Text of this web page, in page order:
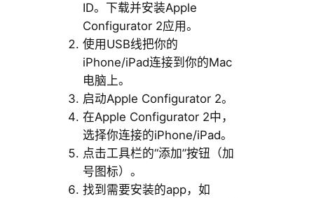
ID。下载并安装Apple
Configurator 2应用。
使用USB线把你的
iPhone/iPad连接到你的Mac
电脑上。
启动Apple Configurator 2。
在Apple Configurator 2中，
选择你连接的iPhone/iPad。
点击工具栏的“添加”按钮（加
号图标）。
找到需要安装的app，如